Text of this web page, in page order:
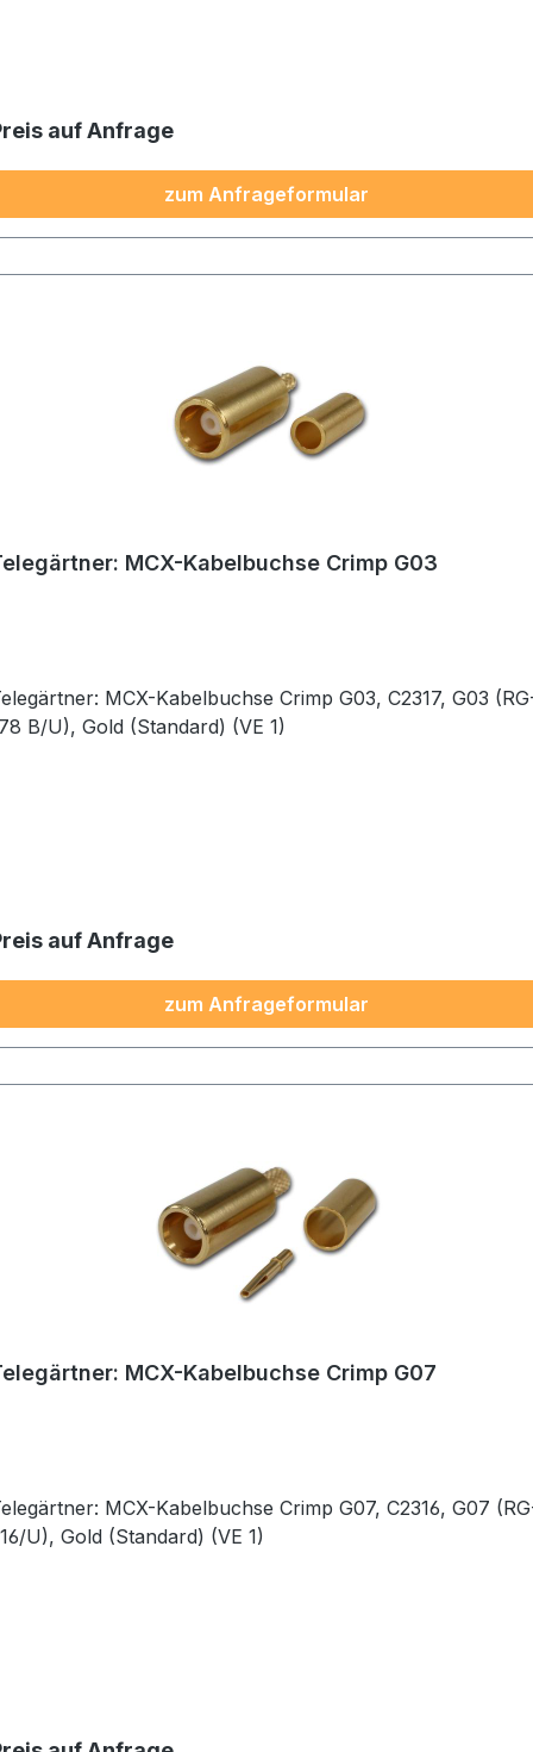
auf Anfrage
zum Anfrageformular
MCX-Kabelbuchse Crimp G03
MCX-Kabelbuchse Crimp G03, C2317, G03 (RG-
B/U), Gold (Standard) (VE 1)
auf Anfrage
zum Anfrageformular
MCX-Kabelbuchse Crimp G07
MCX-Kabelbuchse Crimp G07, C2316, G07 (RG-
U), Gold (Standard) (VE 1)